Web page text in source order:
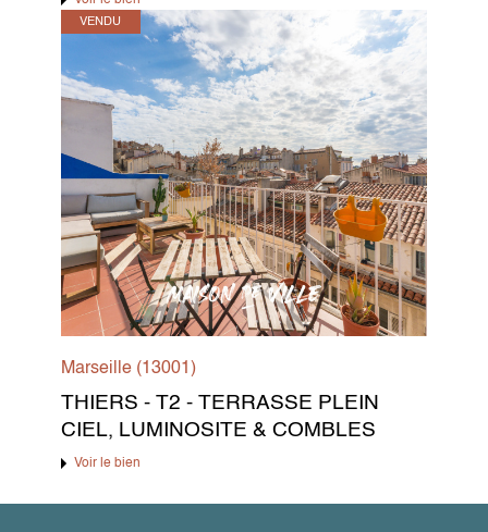
VENDU
Marseille (13001)
THIERS - T2 - TERRASSE PLEIN
CIEL, LUMINOSITE & COMBLES
Voir le bien